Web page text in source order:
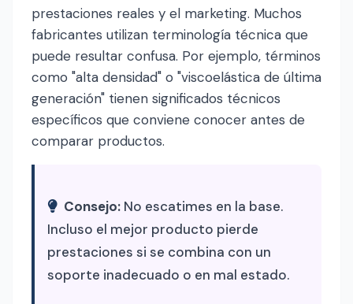
prestaciones reales y el marketing. Muchos
fabricantes utilizan terminología técnica que
puede resultar confusa. Por ejemplo, términos
como "alta densidad" o "viscoelástica de última
generación" tienen significados técnicos
específicos que conviene conocer antes de
comparar productos.
Consejo: No escatimes en la base.
Incluso el mejor producto pierde
prestaciones si se combina con un
soporte inadecuado o en mal estado.